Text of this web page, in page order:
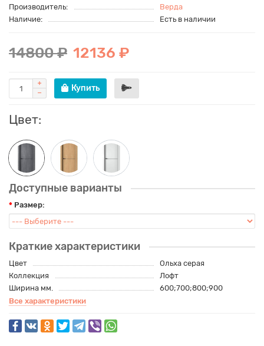
Производитель:
Верда
Наличие:
Есть в наличии
14800 ₽ 12136 ₽
Купить
Цвет:
Доступные варианты
Размер:
Краткие характеристики
Цвет
Ольха серая
Коллекция
Лофт
Ширина мм.
600;700;800;900
Все характеристики